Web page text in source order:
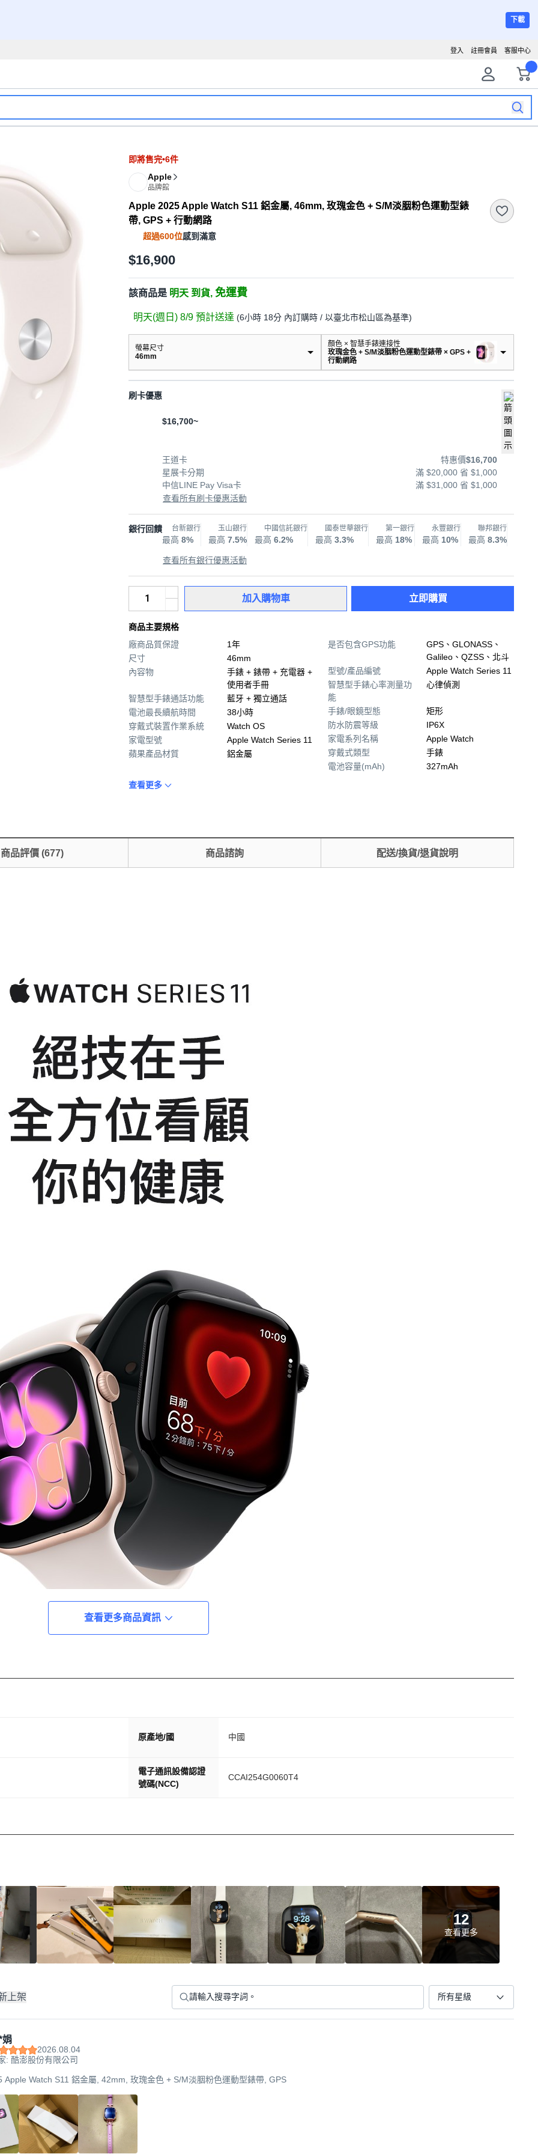
下載
客服中心
註冊會員
登入
即將售完•6件
Apple
品牌館
Apple 2025 Apple Watch S11 鋁金屬, 46mm, 玫瑰金色 + S/M淡胭粉色運動型錶
帶, GPS + 行動網路
超過600位感到滿意
$16,900
該商品是 明天 到貨, 免運費
明天(週日) 8/9 預計送達 (6小時 18分 內訂購時 / 以臺北市松山區為基準)
螢幕尺寸
46mm
顏色 × 智慧手錶連接性
玫瑰金色 + S/M淡胭粉色運動型錶帶 × GPS +
行動網路
刷卡優惠
$16,700~
王道卡 特惠價$16,700
星展卡分期
滿 $20,000 省 $1,000
中信LINE Pay Visa卡
滿 $31,000 省 $1,000
查看所有刷卡優惠活動
銀行回饋 台新銀行
最高 8%
玉山銀行
最高 7.5%
中國信託銀行
最高 6.2%
國泰世華銀行
最高 3.3%
第一銀行
最高 18%
永豐銀行
最高 10%
聯邦銀行
最高 8.3%
查看所有銀行優惠活動
加入購物車 立即購買
商品主要規格
廠商品質保證
1年
尺寸
46mm
內容物
手錶 + 錶帶 + 充電器 +
使用者手冊
智慧型手錶通話功能
藍牙 + 獨立通話
電池最長續航時間
38小時
穿戴式裝置作業系統
Watch OS
家電型號
Apple Watch Series 11
蘋果產品材質
鋁金屬
是否包含GPS功能
GPS、GLONASS、
Galileo、QZSS、北斗
型號/產品編號
Apple Watch Series 11
智慧型手錶心率測量功
能
心律偵測
手錶/眼鏡型態
矩形
防水防震等級
IP6X
家電系列名稱
Apple Watch
穿戴式類型
手錶
電池容量(mAh)
327mAh
查看更多
商品評價(677) 商品諮詢 配送/換貨/退貨說明
查看更多商品資訊
原產地/國 中國
電子通訊設備認證
號碼(NCC)
CCAI254G0060T4
12
查看更多
上架 所有星級
娟
2026.08.04
: 酷澎股份有限公司
Apple Watch S11 鋁金屬, 42mm, 玫瑰金色 + S/M淡胭粉色運動型錶帶, GPS